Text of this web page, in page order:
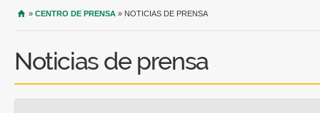
USTED SE ENCUENTRA AQUÍ
» CENTRO DE PRENSA » NOTICIAS DE PRENSA
Noticias de prensa